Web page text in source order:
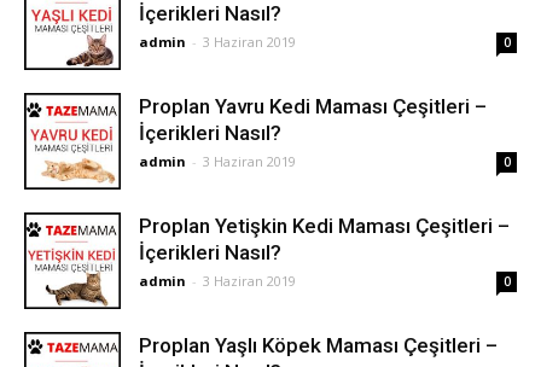
İçerikleri Nasıl?
admin - 3 Haziran 2019 0
Proplan Yavru Kedi Maması Çeşitleri –
İçerikleri Nasıl?
admin - 3 Haziran 2019 0
Proplan Yetişkin Kedi Maması Çeşitleri –
İçerikleri Nasıl?
admin - 3 Haziran 2019 0
Proplan Yaşlı Köpek Maması Çeşitleri –